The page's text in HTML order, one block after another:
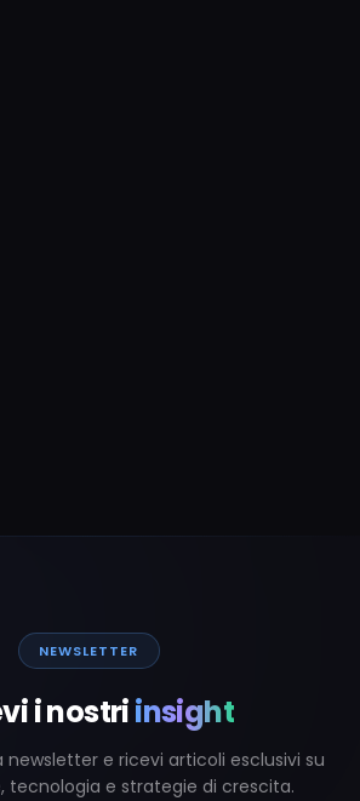
NEWSLETTER
i nostriinsight
newsletter e ricevi articoli esclusivi su
e strategie di crescita.